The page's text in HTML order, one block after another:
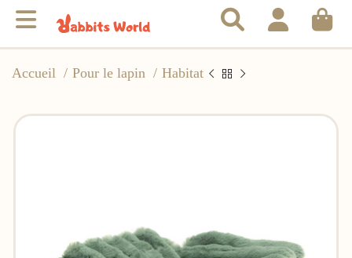
Accueil Pour le lapin Habitat